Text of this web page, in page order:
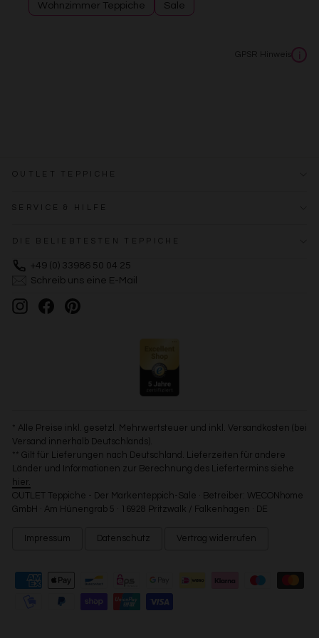
Wohnzimmer Teppiche Sale
GPSR Hinweis i
OUTLET TEPPICHE
SERVICE & HILFE
DIE BELIEBTESTEN TEPPICHE
+49 (0) 33986 50 04 25
Schreib uns eine E-Mail
InstagramFacebookPinterest
* Alle Preise inkl. gesetzl. Mehrwertsteuer und inkl. Versandkosten (bei
Versand innerhalb Deutschlands).
** Gilt für Lieferungen nach Deutschland. Lieferzeiten für andere
Länder und Informationen zur Berechnung des Liefertermins siehe
hier.
OUTLET Teppiche - Der Markenteppich-Sale · Betreiber: WECONhome
GmbH · Am Hünengrab 5 · 16928 Pritzwalk / Falkenhagen · DE
Impressum Datenschutz Vertrag widerrufen
Erstellung von Profilen zur Personalisierung von Inhalten